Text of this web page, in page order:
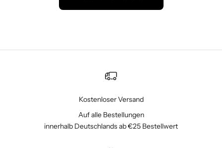
Kostenloser Versand
Auf alle Bestellungen
innerhalb Deutschlands ab €25 Bestellwert